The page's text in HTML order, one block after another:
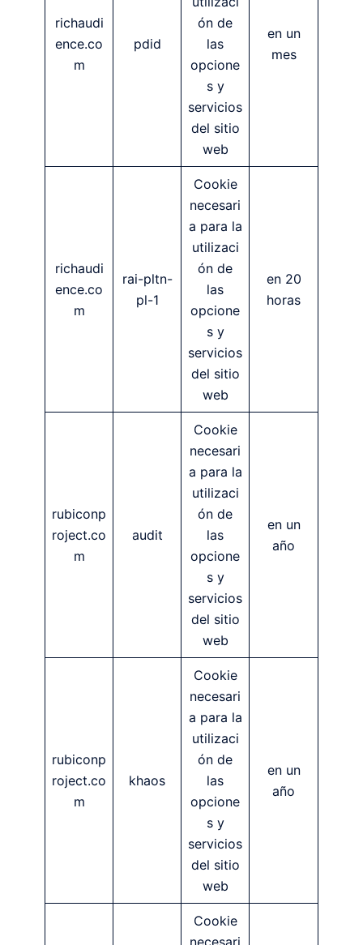
richaudi
ence.co
m
pdid
ón de
las
opcione
s y
servicios
del sitio
web
en un
mes
richaudi
ence.co
m
rai-pltn-
pl-1
Cookie
necesari
a para la
utilizaci
ón de
las
opcione
s y
servicios
del sitio
web
en 20
horas
rubiconp
roject.co
m
audit
Cookie
necesari
a para la
utilizaci
ón de
las
opcione
s y
servicios
del sitio
web
en un
año
rubiconp
roject.co
m
khaos
Cookie
necesari
a para la
utilizaci
ón de
las
opcione
s y
servicios
del sitio
web
en un
año
Cookie
necesari